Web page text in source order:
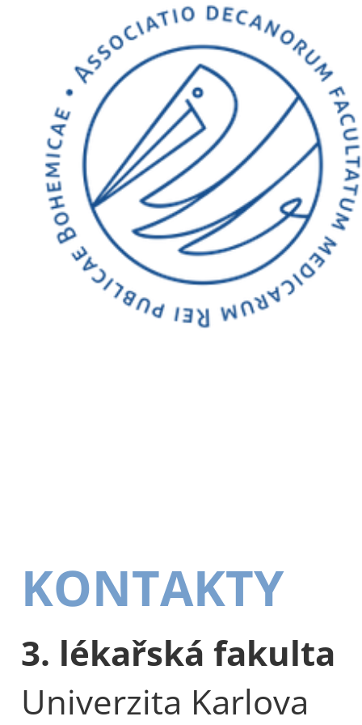
KONTAKTY
3. lékařská fakulta
Univerzita Karlova